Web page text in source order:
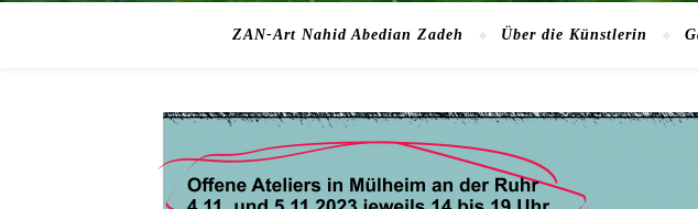
ZAN-Art Nahid Abedian Zadeh Über die Künstlerin